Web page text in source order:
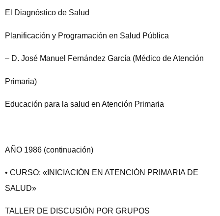
El Diagnóstico de Salud
Planificación y Programación en Salud Pública
– D. José Manuel Fernández García (Médico de Atención
Primaria)
Educación para la salud en Atención Primaria
AÑO 1986 (continuación)
• CURSO: «INICIACIÓN EN ATENCIÓN PRIMARIA DE
SALUD»
TALLER DE DISCUSIÓN POR GRUPOS